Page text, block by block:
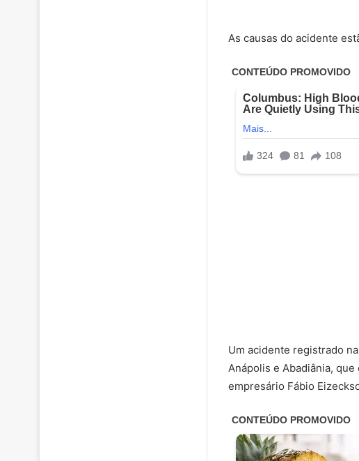
As causas do acidente
Um acidente registrado
Anápolis e Abadiânia,
empresário Fábio